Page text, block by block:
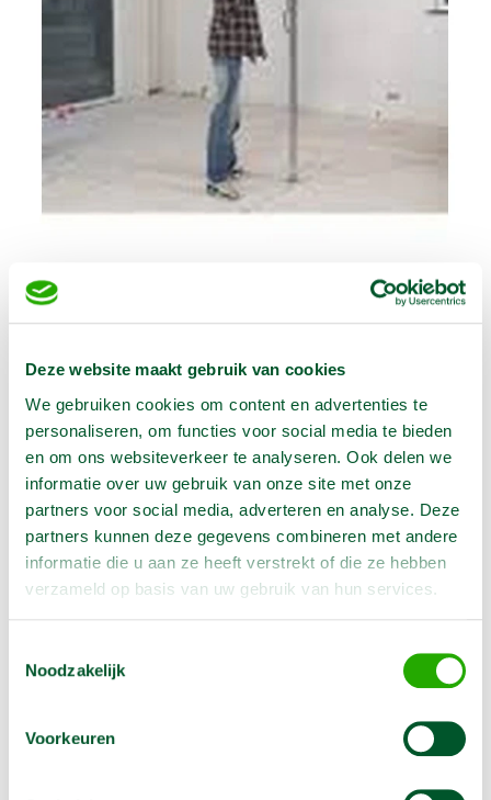
Deze website maakt gebruik van cookies
We gebruiken cookies om content en advertenties te
personaliseren, om functies voor social media te bieden
en om ons websiteverkeer te analyseren. Ook delen we
informatie over uw gebruik van onze site met onze
partners voor social media, adverteren en analyse. Deze
partners kunnen deze gegevens combineren met andere
informatie die u aan ze heeft verstrekt of die ze hebben
verzameld op basis van uw gebruik van hun services.
Noodzakelijk
Voorkeuren
24,00
€72,00 /1 weekExcl. BTW
In winkelwagen te selecteren
Geen klantenkaart wél korting
Weekend = 1 huurdag
Bezorg-ophaal service
Avond van te voren halen; geen probleem
Specialistische machines